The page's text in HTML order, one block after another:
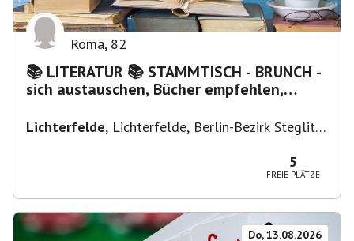
Roma, 82
📚 LITERATUR 📚 STAMMTISCH - BRUNCH -
sich austauschen, Bücher empfehlen,
Lichterfelde, Lichterfelde, Berlin-Bezirk Steglitz-
5
FREIE PLÄTZE
Do, 13.08.2026